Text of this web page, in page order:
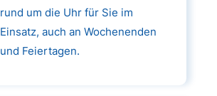
rund um die Uhr für Sie im
Einsatz, auch an Wochenenden
und Feiertagen.